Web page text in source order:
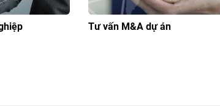
Tư vấn M&A dự án